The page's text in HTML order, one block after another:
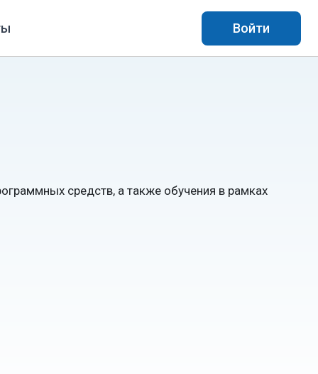
Войти
средств, а также обучения в рамках